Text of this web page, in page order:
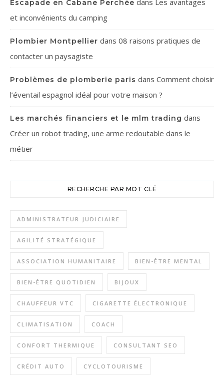
Escapade en Cabane Perchée dans Les avantages
et inconvénients du camping
Plombier Montpellier dans 08 raisons pratiques de
contacter un paysagiste
Problèmes de plomberie paris dans Comment choisir
l’éventail espagnol idéal pour votre maison ?
Les marchés financiers et le mlm trading dans
Créer un robot trading, une arme redoutable dans le
métier
RECHERCHE PAR MOT CLÉ
ADMINISTRATEUR JUDICIAIRE
AGILITÉ STRATÉGIQUE
ASSOCIATION HUMANITAIRE BIEN-ÊTRE MENTAL
BIEN-ÊTRE QUOTIDIEN BIJOUX
CHAUFFEUR VTC CIGARETTE ÉLECTRONIQUE
CLIMATISATION COACH
CONFORT THERMIQUE CONSULTANT SEO
CRÉDIT AUTO CYCLOTOURISME